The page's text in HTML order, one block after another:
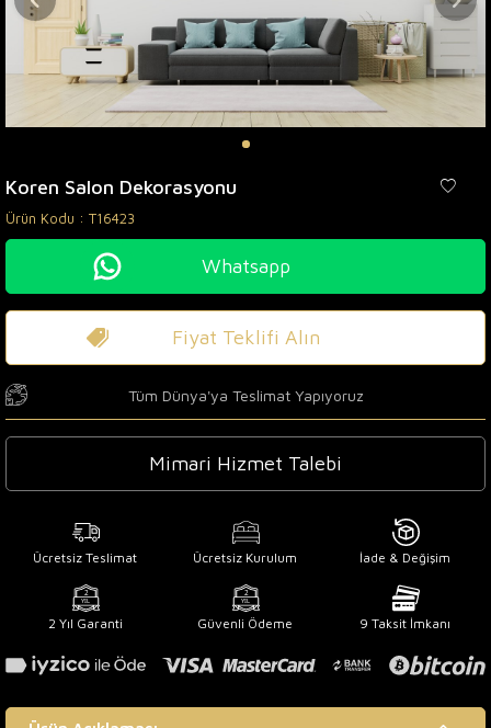
Koren Salon Dekorasyonu
Ürün Kodu : T16423
Whatsapp
Fiyat Teklifi Alın
Tüm Dünya'ya Teslimat Yapıyoruz
Mimari Hizmet Talebi
Ücretsiz Teslimat Ücretsiz Kurulum İade & Değişim
2 Yıl Garanti Güvenli Ödeme 9 Taksit İmkanı